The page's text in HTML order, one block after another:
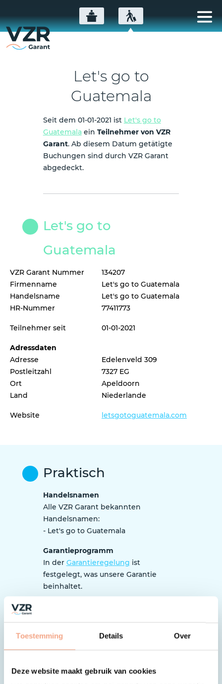
Toestemming Details Over
Deze website maakt gebruik van cookies
Let's go to
Guatemala
Seit dem 01-01-2021 ist Let's go to
Guatemalaein Teilnehmer von VZR
Garant. Ab diesem Datum getätigte
Buchungen sind durch VZR Garant
abgedeckt.
Let's go to
Guatemala
VZR Garant Nummer
134207
Firmenname
Let's go to Guatemala
Handelsname
Let's go to Guatemala
HR-Nummer
77411773
Teilnehmer seit 01-01-2021
Adressdaten
Adresse
Edelenveld 309
Postleitzahl
7327 EG
Ort
Apeldoorn
Land
Niederlande
Website letsgotoguatemala.com
Praktisch
Handelsnamen
Alle VZR Garant bekannten
Handelsnamen:
- Let's go to Guatemala
Garantieprogramm
In der Garantieregelung ist
festgelegt, was unsere Garantie
beinhaltet.
unbedingt darauf, ob die
Garantiesystem arbeitet.